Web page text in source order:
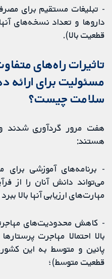
- تبلیغات مستقیم برای
داروها و تعداد نسخه‌های
قطعیت بالا).
تاثیرات راه‌های
مسئولیت برای ارائه
سلامت چیست؟
هفت مرور گردآوری شدند و
هستند:
- برنامه‌های آموزشی
می‌تواند دانش آنان را از
مهارت‌های ارزیابی آنها بالا
- کاهش محدودیت‌های
بالا احتمالا مهاجرت
پائین و متوسط به این
قطعیت متوسط)؛